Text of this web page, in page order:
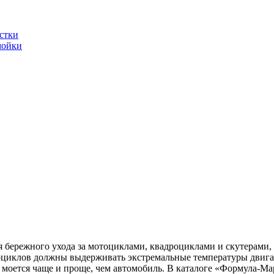
ухода за мотоциклами, квадроциклами и
должны выдерживать экстремальные температуры
чаще и проще, чем автомобиль. В каталоге «Формула-